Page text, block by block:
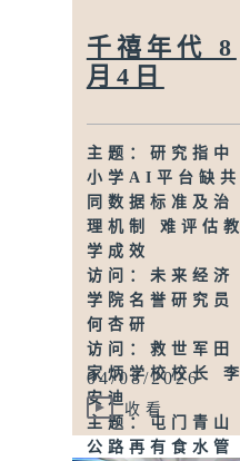
访问：渔农界立
法会议员 陈博智
主题：两童疑误
同被捕
访问：香港医院
药剂师学会药物
教育资源中心副
总监 陈颍琳
主题：东涌满东
邨毗邻拟建康体
综合大楼
访问：离岛区议
员 刘展鹏
千禧年代 8
月4日
主题：研究指中
小学AI平台缺共
同数据标准及治
理机制 难评估教
学成效
访问：未来经济
学院名誉研究员
何杏研
访问：救世军田
家炳学校校长 李
安迪
主题：屯门青山
公路再有食水管
04/08/2026
收看